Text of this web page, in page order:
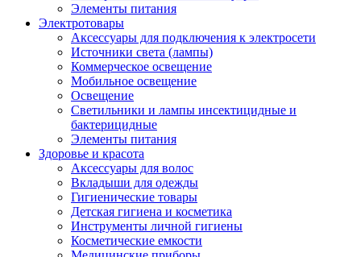
Элементы питания
Электротовары
Аксессуары для подключения к электросети
Источники света (лампы)
Коммерческое освещение
Мобильное освещение
Освещение
Светильники и лампы инсектицидные и
бактерицидные
Элементы питания
Здоровье и красота
Аксессуары для волос
Вкладыши для одежды
Гигиенические товары
Детская гигиена и косметика
Инструменты личной гигиены
Косметические емкости